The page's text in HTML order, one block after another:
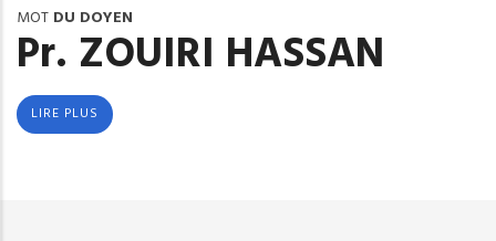
MOT DU DOYEN
Pr. ZOUIRI HASSAN
LIRE PLUS